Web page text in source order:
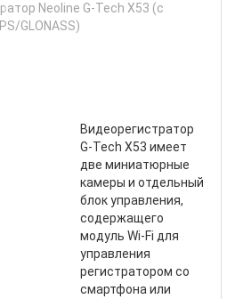
Видеорегистратор
G-Tech X53 имеет
две миниатюрные
камеры и отдельный
блок управления,
содержащего
модуль Wi-Fi для
управления
регистратором со
смартфона или